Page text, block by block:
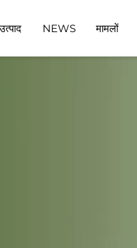
उत्पाद NEWS मामलों